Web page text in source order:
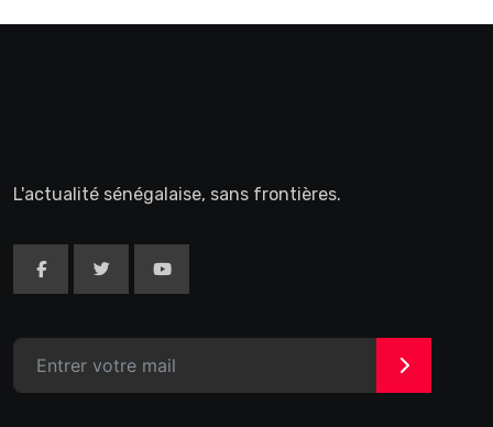
L'actualité sénégalaise, sans frontières.
>